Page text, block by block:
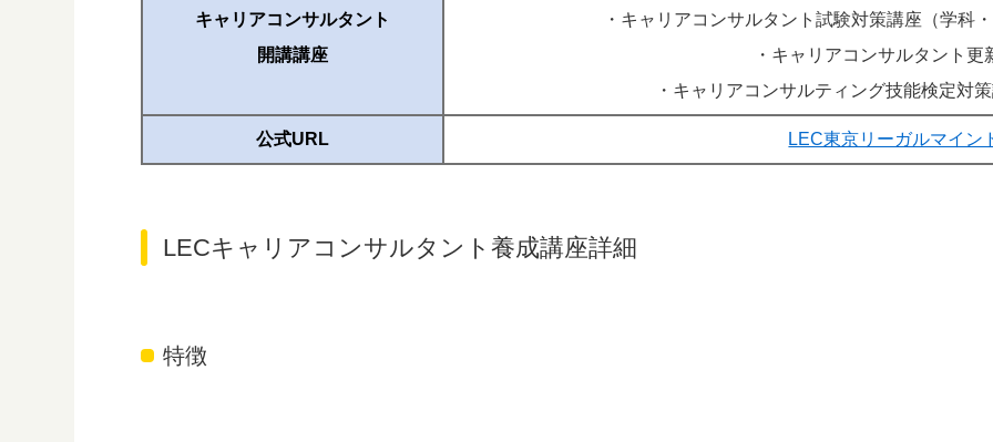
キャリアコンサルタント
開講講座
・キャリアコンサルタント試験対策講座（学科
・キャリアコンサルタント更
・キャリアコンサルティング技能検定対
公式URL LEC東京リーガルマイン
LECキャリアコンサルタント養成講座詳細
特徴